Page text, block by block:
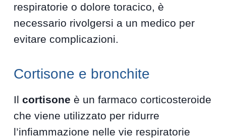
respiratorie o dolore toracico, è
necessario rivolgersi a un medico per
evitare complicazioni.
Cortisone e bronchite
Ilcortisone è un farmaco corticosteroide
che viene utilizzato per ridurre
l’infiammazione nelle vie respiratorie